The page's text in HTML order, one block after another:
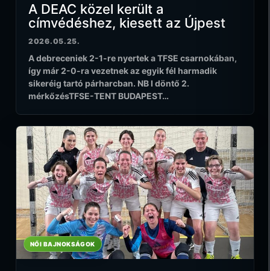
A DEAC közel került a
címvédéshez, kiesett az Újpest
2026.05.25.
A debreceniek 2-1-re nyertek a TFSE csarnokában,
így már 2-0-ra vezetnek az egyik fél harmadik
sikeréig tartó párharcban. NB I döntő 2.
mérkőzésTFSE-TENT BUDAPEST…
NŐI BAJNOKSÁGOK